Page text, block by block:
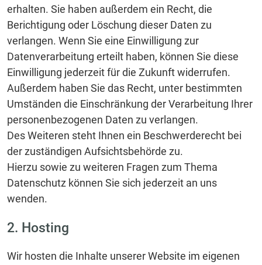
erhalten. Sie haben außerdem ein Recht, die
Berichtigung oder Löschung dieser Daten zu
verlangen. Wenn Sie eine Einwilligung zur
Datenverarbeitung erteilt haben, können Sie diese
Einwilligung jederzeit für die Zukunft widerrufen.
Außerdem haben Sie das Recht, unter bestimmten
Umständen die Einschränkung der Verarbeitung Ihrer
personenbezogenen Daten zu verlangen.
Des Weiteren steht Ihnen ein Beschwerderecht bei
der zuständigen Aufsichtsbehörde zu.
Hierzu sowie zu weiteren Fragen zum Thema
Datenschutz können Sie sich jederzeit an uns
wenden.
2. Hosting
Wir hosten die Inhalte unserer Website im eigenen